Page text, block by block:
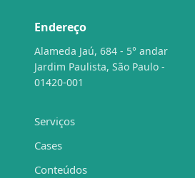
Endereço
Alameda Jaú, 684 - 5° andar
Jardim Paulista, São Paulo -
01420-001
Serviços
Cases
Conteúdos